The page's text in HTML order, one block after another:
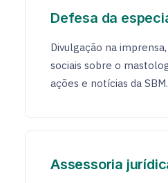
Defesa da
Divulgação na
sociais sobre o
ações e notícias da SBM.
Assessoria